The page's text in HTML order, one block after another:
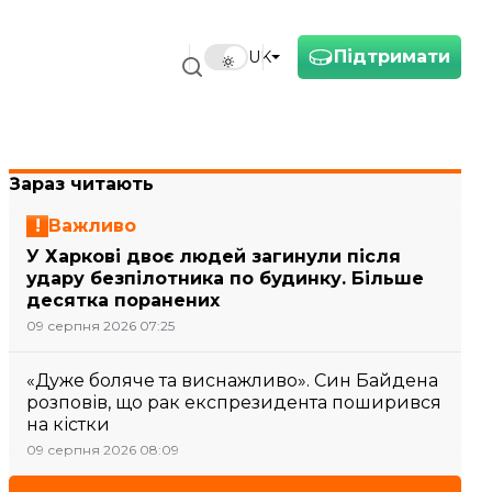
Підтримати
UK
Зараз читають
Важливо
У Харкові двоє людей загинули після
удару безпілотника по будинку. Більше
десятка поранених
09 серпня 2026 07:25
«Дуже боляче та виснажливо». Син Байдена
розповів, що рак експрезидента поширився
на кістки
09 серпня 2026 08:09